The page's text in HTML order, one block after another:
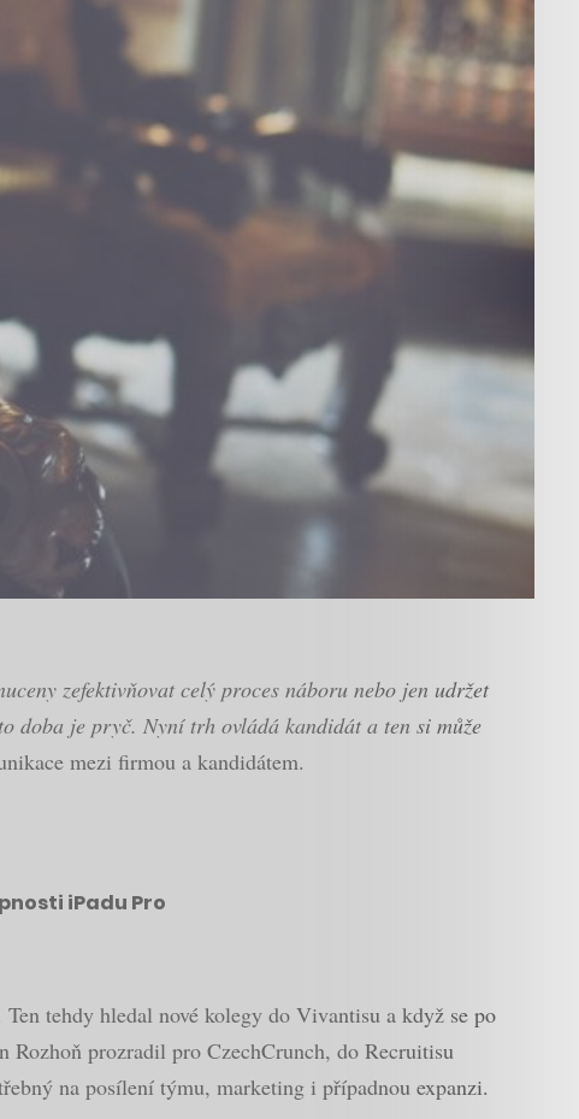
zefektivňovat celý proces náboru nebo jen udržet
doba je pryč. Nyní trh ovládá kandidát a ten si může
mezi firmou a kandidátem.
iPadu Pro
tehdy hledal nové kolegy do Vivantisu a když se po
Rozhoň prozradil pro CzechCrunch, do Recruitisu
na posílení týmu, marketing i případnou expanzi.